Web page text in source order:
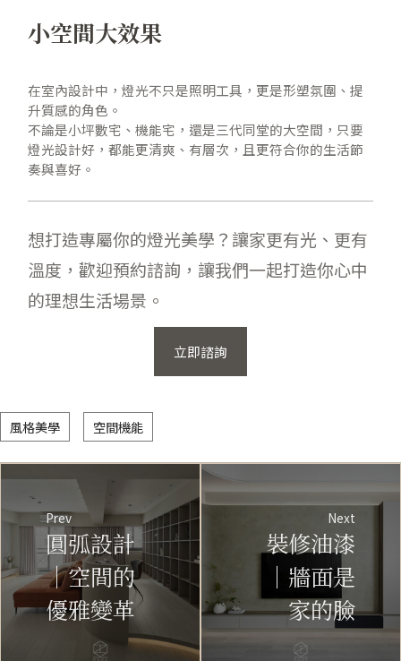
小空間大效果
在室內設計中，燈光不只是照明工具，更是形塑氛圍、提
升質感的角色。
不論是小坪數宅、機能宅，還是三代同堂的大空間，只要
燈光設計好，都能更清爽、有層次，且更符合你的生活節
奏與喜好。
想打造專屬你的燈光美學？讓家更有光、更有
溫度，歡迎預約諮詢，讓我們一起打造你心中
的理想生活場景。
立即諮詢
風格美學 空間機能
Prev
圓弧設計
｜空間的
優雅變革
Next
裝修油漆
｜牆面是
家的臉